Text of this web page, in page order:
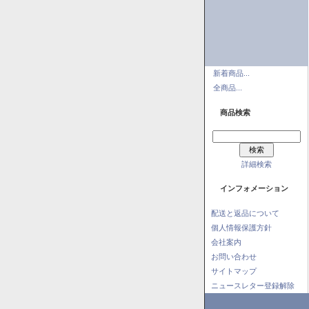
新着商品...
全商品...
商品検索
詳細検索
インフォメーション
配送と返品について
個人情報保護方針
会社案内
お問い合わせ
サイトマップ
ニュースレター登録解除